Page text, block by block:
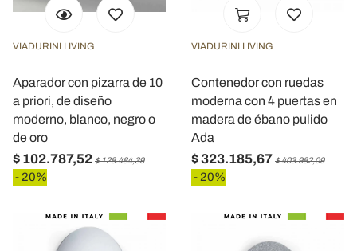
VIADURINI LIVING
Aparador con pizarra de 10
a priori, de diseño
moderno, blanco, negro o
de oro
$ 102.787,52 $ 128.484,39
- 20%
VIADURINI LIVING
Contenedor con ruedas
moderna con 4 puertas en
madera de ébano pulido
Ada
$ 323.185,67 $ 403.982,09
- 20%